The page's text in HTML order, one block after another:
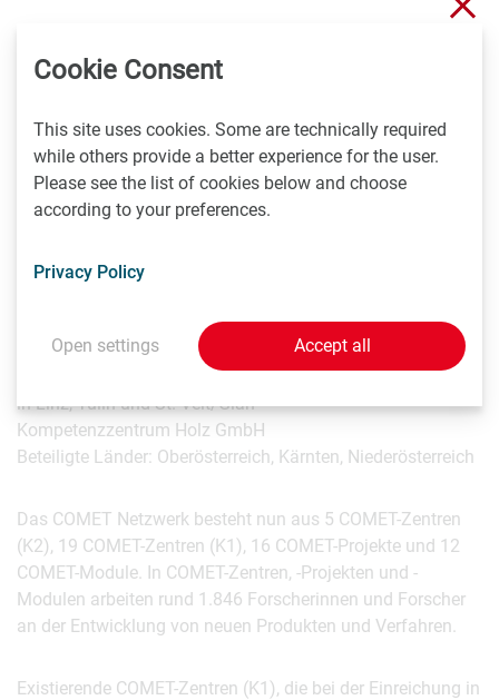
Systems
LEC GmbH
Beteiligte Länder: Steiermark, Salzburg, Tirol
7. RCPE - Research Center Pharmaceutical Engineering
in Graz
Research Center Pharmaceutical Engineering GmbH
8. WOOD - Transition to a sustainable bioeconomy
in Linz, Tulln und St. Veit/Glan
Kompetenzzentrum Holz GmbH
Beteiligte Länder: Oberösterreich, Kärnten, Niederösterreich
Das COMET Netzwerk besteht nun aus 5 COMET-Zentren
(K2), 19 COMET-Zentren (K1), 16 COMET-Projekte und 12
COMET-Module. In COMET-Zentren, -Projekten und -
Modulen arbeiten rund 1.846 Forscherinnen und Forscher
an der Entwicklung von neuen Produkten und Verfahren.
Existierende COMET-Zentren (K1), die bei der Einreichung in
Cookie Consent
This site uses cookies. Some are technically required
while others provide a better experience for the user.
Please see the list of cookies below and choose
according to your preferences.
Privacy Policy
Open settings Accept all